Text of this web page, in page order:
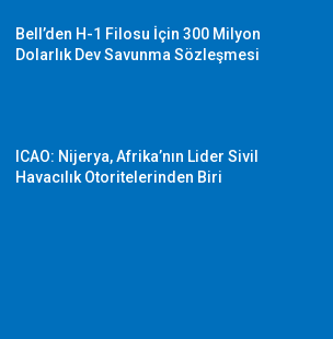
Bell’den H-1 Filosu İçin 300 Milyon
Dolarlık Dev Savunma Sözleşmesi
ICAO: Nijerya, Afrika’nın Lider Sivil
Havacılık Otoritelerinden Biri